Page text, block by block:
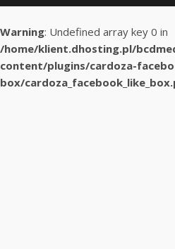
Warning: Undefined array key 0 in
/home/klient.dhosting.pl/
content/plugins/cardoza-
box/